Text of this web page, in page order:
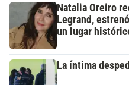
Natalia Oreiro
Legrand,
un lugar
La íntima